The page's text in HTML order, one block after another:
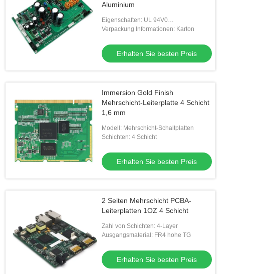
Aluminium
Eigenschaften: UL 94V0
Flammschutz,PCB-
Unternehmen in Shenzhen,spezialisiert
auf E
Verpackung Informationen: Karton
Erhalten Sie besten Preis
Immersion Gold Finish
Mehrschicht-Leiterplatte 4 Schicht
1,6 mm
Modell: Mehrschicht-Schaltplatten
Schichten: 4 Schicht
Erhalten Sie besten Preis
2 Seiten Mehrschicht PCBA-
Leiterplatten 1OZ 4 Schicht
Zahl von Schichten: 4-Layer
Ausgangsmaterial: FR4 hohe TG
Erhalten Sie besten Preis